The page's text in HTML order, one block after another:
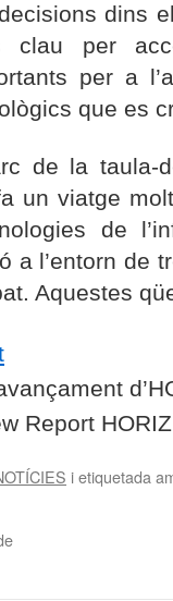
dins
clau per
per a
que es
de la taula-
un viatge
de
a l’entorn de
Aquestes
Report
i etiquetada